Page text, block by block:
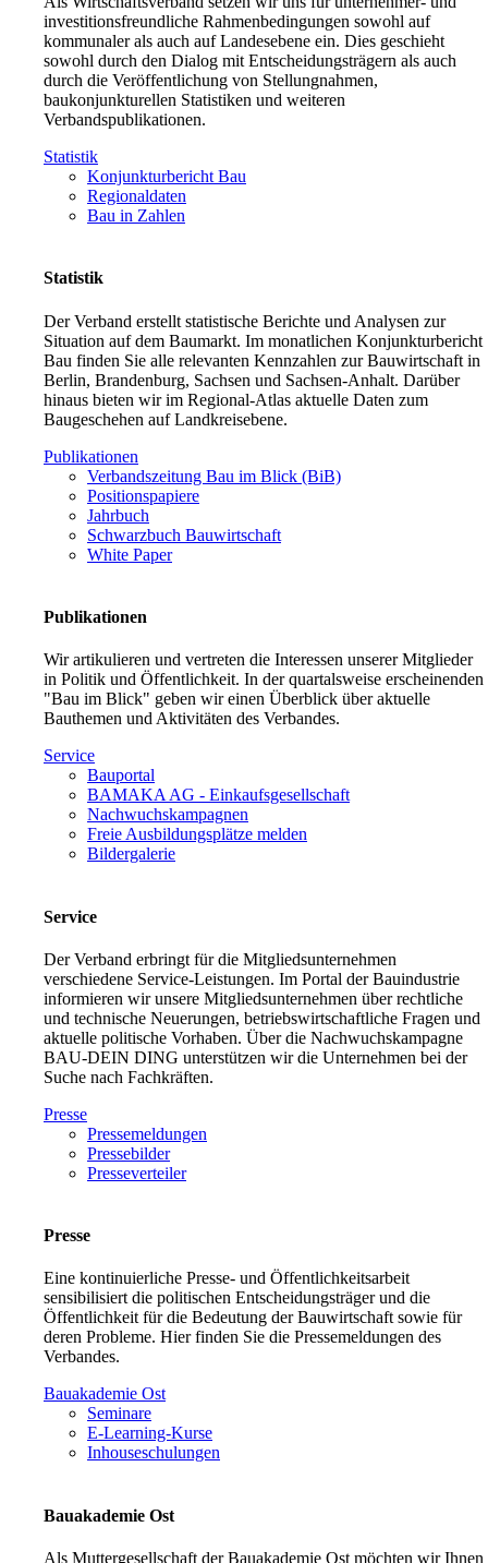
investitionsfreundliche Rahmenbedingungen sowohl auf
kommunaler als auch auf Landesebene ein. Dies geschieht
sowohl durch den Dialog mit Entscheidungsträgern als auch
durch die Veröffentlichung von Stellungnahmen,
baukonjunkturellen Statistiken und weiteren
Verbandspublikationen.
Statistik
Konjunkturbericht Bau
Regionaldaten
Bau in Zahlen
Statistik
Der Verband erstellt statistische Berichte und Analysen zur
Situation auf dem Baumarkt. Im monatlichen Konjunkturbericht
Bau finden Sie alle relevanten Kennzahlen zur Bauwirtschaft in
Berlin, Brandenburg, Sachsen und Sachsen-Anhalt. Darüber
hinaus bieten wir im Regional-Atlas aktuelle Daten zum
Baugeschehen auf Landkreisebene.
Publikationen
Verbandszeitung Bau im Blick (BiB)
Positionspapiere
Jahrbuch
Schwarzbuch Bauwirtschaft
White Paper
Publikationen
Wir artikulieren und vertreten die Interessen unserer Mitglieder
in Politik und Öffentlichkeit. In der quartalsweise erscheinenden
"Bau im Blick" geben wir einen Überblick über aktuelle
Bauthemen und Aktivitäten des Verbandes.
Service
Bauportal
BAMAKA AG - Einkaufsgesellschaft
Nachwuchskampagnen
Freie Ausbildungsplätze melden
Bildergalerie
Service
Der Verband erbringt für die Mitgliedsunternehmen
verschiedene Service-Leistungen. Im Portal der Bauindustrie
informieren wir unsere Mitgliedsunternehmen über rechtliche
und technische Neuerungen, betriebswirtschaftliche Fragen und
aktuelle politische Vorhaben. Über die Nachwuchskampagne
BAU-DEIN DING unterstützen wir die Unternehmen bei der
Suche nach Fachkräften.
Presse
Pressemeldungen
Pressebilder
Presseverteiler
Presse
Eine kontinuierliche Presse- und Öffentlichkeitsarbeit
sensibilisiert die politischen Entscheidungsträger und die
Öffentlichkeit für die Bedeutung der Bauwirtschaft sowie für
deren Probleme. Hier finden Sie die Pressemeldungen des
Verbandes.
Bauakademie Ost
Seminare
E-Learning-Kurse
Inhouseschulungen
Bauakademie Ost
Als Muttergesellschaft der Bauakademie Ost möchten wir Ihnen